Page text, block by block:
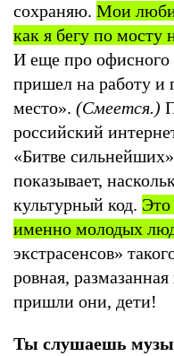
сохраняю. Мои
как я бегу по мосту
И еще про офисного
пришел на работу и
место». (Смеется.)
российский
«Битве
показывает,
культурный код.
именно молодых
экстрасенсов»
ровная,
пришли они, дети!
Ты слушаешь